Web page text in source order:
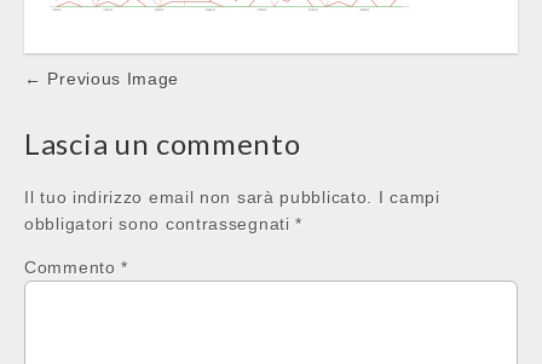
Post
← Previous Image
Lascia un commento
Il tuo indirizzo email non sarà pubblicato.
I campi
obbligatori sono contrassegnati*
Commento*